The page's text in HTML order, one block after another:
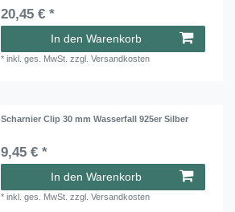
20,45 € *
In den Warenkorb
*inkl. ges. MwSt. zzgl.Versandkosten
Scharnier Clip 30 mm Wasserfall 925er Silber
9,45 € *
In den Warenkorb
*inkl. ges. MwSt. zzgl.Versandkosten